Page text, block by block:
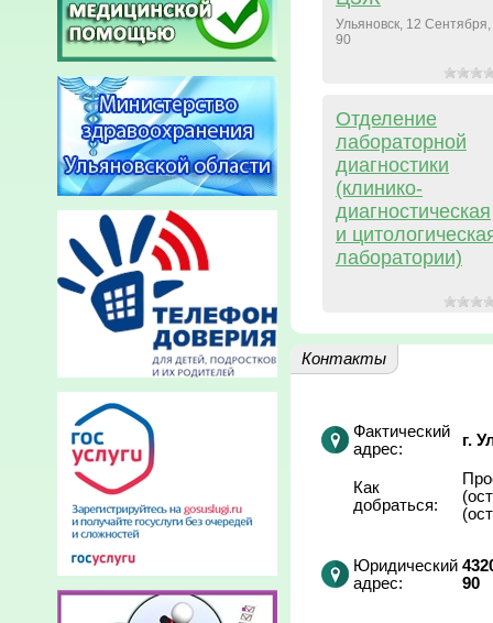
Ульяновск, 12 Сентября,
90
Отделение
лабораторной
диагностики
(клинико-
диагностическая
и
лаборатории)
Контакты
Фактический
адрес:
г.
Как
добраться:
Юридический
адреc:
90